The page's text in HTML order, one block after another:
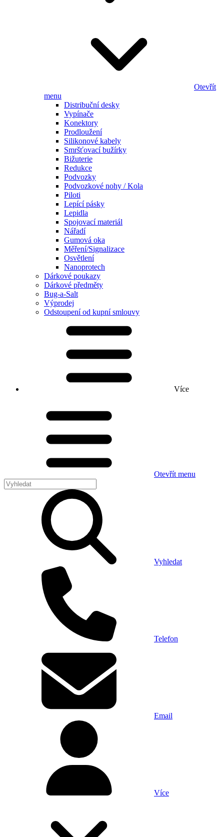
Otevřít
menu
Distribuční desky
Vypínače
Konektory
Prodloužení
Silikonové kabely
Smršťovací bužírky
Bižuterie
Redukce
Podvozky
Podvozkové nohy / Kola
Piloti
Lepící pásky
Lepidla
Spojovací materiál
Nářadí
Gumová oka
Měření/Signalizace
Osvětlení
Nanoprotech
Dárkové poukazy
Dárkové předměty
Bug-a-Salt
Výprodej
Odstoupení od kupní smlouvy
Více
Otevřít menu
Vyhledat
Telefon
Email
Více